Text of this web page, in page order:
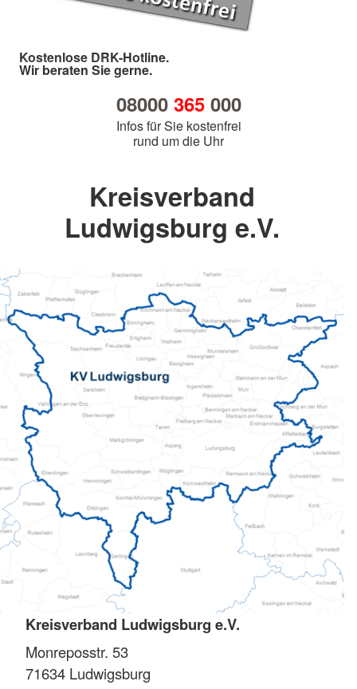
Kostenlose DRK-Hotline.
Wir beraten Sie gerne.
08000 365000
Infos für Sie kostenfrei
rund um die Uhr
Kreisverband
Ludwigsburg e.V.
Kreisverband Ludwigsburg e.V.
Monreposstr. 53
71634 Ludwigsburg